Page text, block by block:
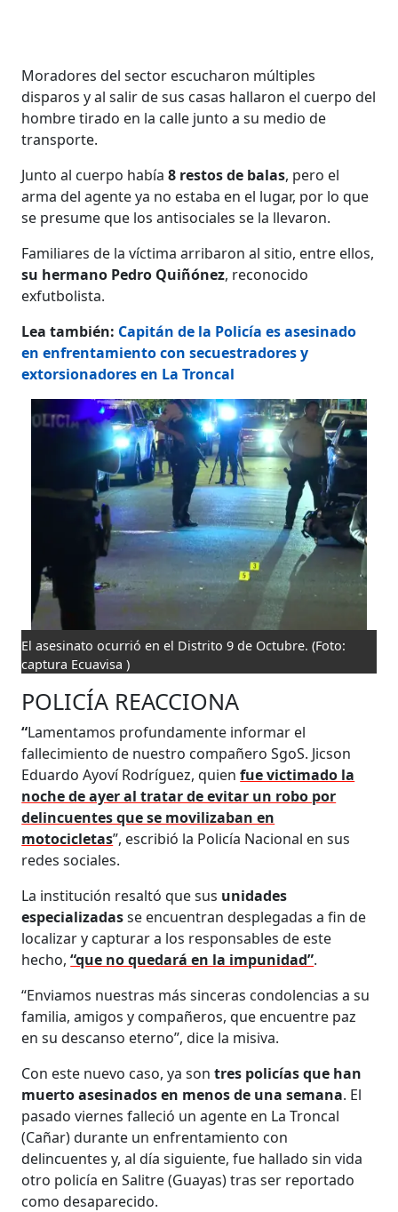
Moradores del sector escucharon múltiples
disparos y al salir de sus casas hallaron el cuerpo del
hombre tirado en la calle junto a su medio de
transporte.
Junto al cuerpo había8 restos de balas, pero el
arma del agente ya no estaba en el lugar, por lo que
se presume que los antisociales se la llevaron.
Familiares de la víctima arribaron al sitio, entre ellos,
su hermano Pedro Quiñónez, reconocido
exfutbolista.
Lea también: Capitán de la Policía es asesinado
en enfrentamiento con secuestradores y
extorsionadores en La Troncal
El asesinato ocurrió en el Distrito 9 de Octubre.(Foto:
captura Ecuavisa )
POLICÍA REACCIONA
“Lamentamos profundamente informar el
fallecimiento de nuestro compañero SgoS. Jicson
Eduardo Ayoví Rodríguez, quienfue victimado la
noche de ayer al tratar de evitar un robo por
delincuentes que se movilizaban en
motocicletas”, escribió la Policía Nacional en sus
redes sociales.
La institución resaltó que sus unidades
especializadasse encuentran desplegadas a fin de
localizar y capturar a los responsables de este
hecho,“que no quedará en la impunidad”.
“Enviamos nuestras más sinceras condolencias a su
familia, amigos y compañeros, que encuentre paz
en su descanso eterno”, dice la misiva.
Con este nuevo caso, ya sontres policías que han
muerto asesinados en menos de una semana. El
pasado viernes falleció un agente en La Troncal
(Cañar) durante un enfrentamiento con
delincuentes y, al día siguiente, fue hallado sin vida
otro policía en Salitre (Guayas) tras ser reportado
como desaparecido.